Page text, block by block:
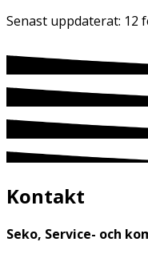
Senast uppdaterat: 12
Kontakt
Seko, Service- och